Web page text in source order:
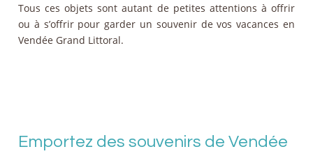
Tous ces objets sont autant de petites attentions à offrir
ou à s’offrir pour garder un souvenir de vos vacances en
Vendée Grand Littoral.
Emportez des souvenirs de Vendée